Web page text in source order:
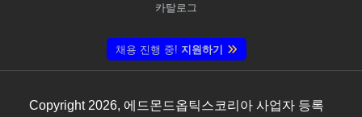
카탈로그
채용 진행 중! 지원하기
Copyright 2026, 에드몬드옵틱스코리아 사업자 등록